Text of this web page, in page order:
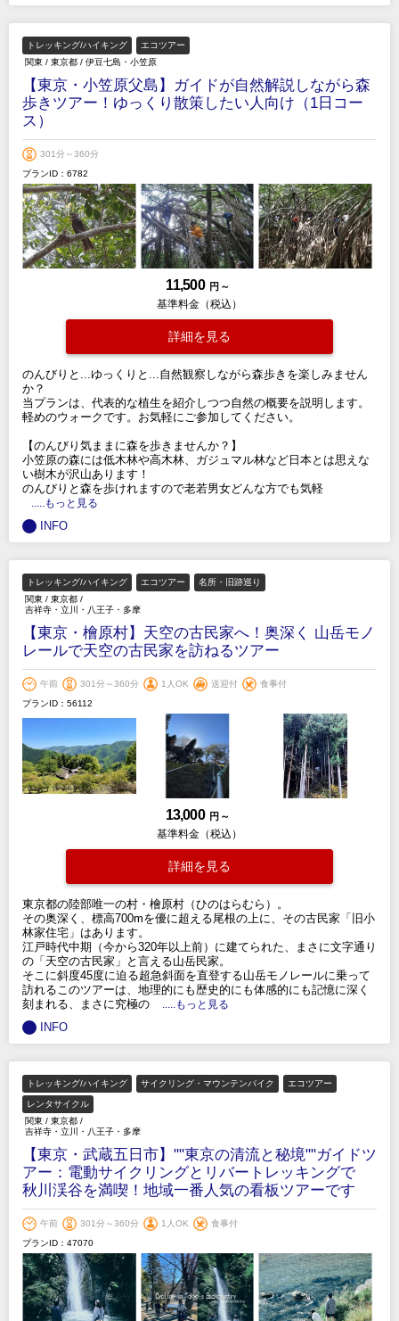
トレッキング/ハイキング
エコツアー
関東 / 東京都 / 伊豆七島・小笠原
【東京・小笠原父島】ガイドが自然解説しながら森
歩きツアー！ゆっくり散策したい人向け（1日コー
ス）
301分～360分
プランID：6782
11,500 円 ～
基準料金（税込）
詳細を見る
のんびりと...ゆっくりと...自然観察しながら森歩きを楽しみません
か？
当プランは、代表的な植生を紹介しつつ自然の概要を説明します。
軽めのウォークです。お気軽にご参加してください。
【のんびり気ままに森を歩きませんか？】
小笠原の森には低木林や高木林、ガジュマル林など日本とは思えな
い樹木が沢山あります！
のんびりと森を歩けれますので老若男女どんな方でも気軽
.....もっと見る
INFO
トレッキング/ハイキング エコツアー
名所・旧跡巡り
関東 / 東京都 /
吉祥寺・立川・八王子・多摩
【東京・檜原村】天空の古民家へ！奥深く 山岳モノ
レールで天空の古民家を訪ねるツアー
午前 301分～360分 1人OK 送迎付
食事付
プランID：56112
13,000 円 ～
基準料金（税込）
詳細を見る
東京都の陸部唯一の村・檜原村（ひのはらむら）。
その奥深く、標高700mを優に超える尾根の上に、その古民家「旧小
林家住宅」はあります。
江戸時代中期（今から320年以上前）に建てられた、まさに文字通り
の「天空の古民家」と言える山岳民家。
そこに斜度45度に迫る超急斜面を直登する山岳モノレールに乗って
訪れるこのツアーは、地理的にも歴史的にも体感的にも記憶に深く
刻まれる、まさに究極の
.....もっと見る
INFO
トレッキング/ハイキング サイクリング・マウンテンバイク エコツアー
レンタサイクル
関東 / 東京都 /
吉祥寺・立川・八王子・多摩
【東京・武蔵五日市】""東京の清流と秘境""ガイドツ
アー：電動サイクリングとリバートレッキングで
秋川渓谷を満喫！地域一番人気の看板ツアーです
午前 301分～360分 1人OK
食事付
プランID：47070